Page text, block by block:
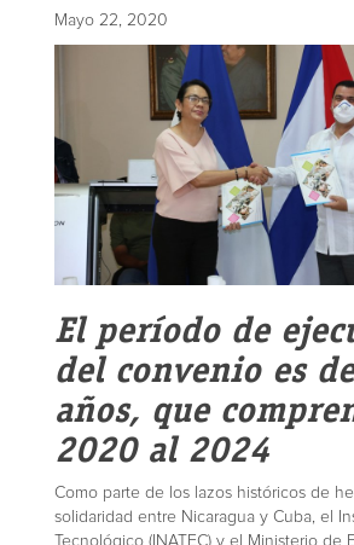
Mayo 22, 2020
El período de
del convenio es
años, que
2020 al 2024
Como parte de los lazos históricos de
solidaridad entre Nicaragua y Cuba, el
Tecnológico (INATEC) y el Ministerio de